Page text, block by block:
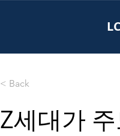
< Back
Z세대가